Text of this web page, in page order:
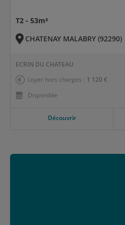
T2 - 53m²
CHATENAY MALABRY (92290)
ECRIN DU CHATEAU
Loyer hors charges : 1 120 €
Disponible
Découvrir